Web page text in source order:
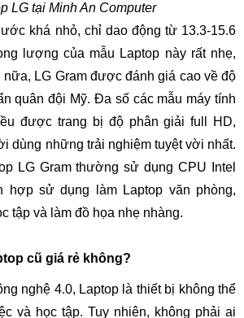
LG tại Minh An Computer
khá nhỏ, chỉ dao động từ 13.3-15.6
lượng của mẫu Laptop này rất nhẹ,
LG Gram được đánh giá cao về độ
quân đội Mỹ. Đa số các mẫu máy tính
được trang bị độ phân giải full HD,
dùng những trải nghiệm tuyệt vời nhất.
LG Gram thường sử dụng CPU Intel
hợp sử dụng làm Laptop văn phòng,
tập và làm đồ họa nhẹ nhàng.
cũ giá rẻ không?
nghệ 4.0, Laptop là thiết bị không thể
và học tập. Tuy nhiên, không phải ai